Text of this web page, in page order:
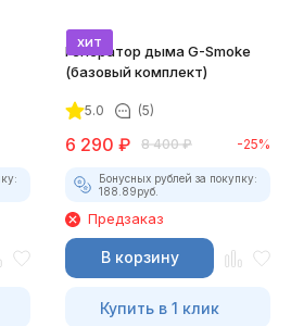
хит
Генератор дыма G-Smoke
(базовый комплект)
5.0 (5)
6 290 ₽ 8 400 ₽ -25%
Бонусных рублей за покупку:
188.89руб.
Предзаказ
В корзину
Купить в 1 клик